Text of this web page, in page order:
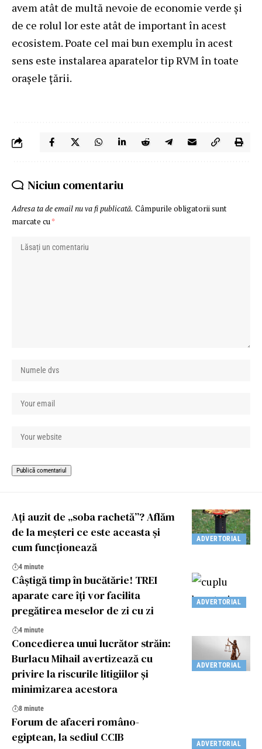
avem atât de multă nevoie de economie verde și
de ce rolul lor este atât de important în acest
ecosistem. Poate cel mai bun exemplu în acest
sens este instalarea aparatelor tip RVM în toate
orașele țării.
Niciun comentariu
Adresa ta de email nu va fi publicată. Câmpurile obligatorii sunt
marcate cu*
ADVERTORIAL
Ați auzit de „soba rachetă”? Aflăm
de la meșteri ce este aceasta și
cum funcționează
4 minute
ADVERTORIAL
Câștigă timp în bucătărie! TREI
aparate care îți vor facilita
pregătirea meselor de zi cu zi
4 minute
ADVERTORIAL
Concedierea unui lucrător străin:
Burlacu Mihail avertizează cu
privire la riscurile litigiilor și
minimizarea acestora
8 minute
ADVERTORIAL
Forum de afaceri româno-
egiptean, la sediul CCIB